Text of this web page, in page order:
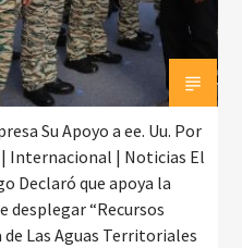
Su Apoyo a ee. Uu. Por
Internacional | Noticias El
Declaró que apoya la
desplegar “Recursos
Las Aguas Territoriales